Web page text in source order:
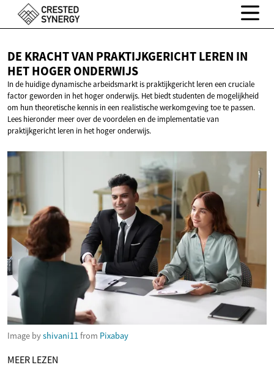
DE KRACHT VAN PRAKTIJKGERICHT LEREN IN
HETHOGER ONDERWIJS
In de huidige dynamische arbeidsmarkt is praktijkgericht leren een cruciale
factor geworden in het hoger onderwijs. Het biedt studenten de mogelijkheid
om hun theoretische kennis in een realistische werkomgeving toe te passen.
Lees hieronder meer over de voordelen en de implementatie van
praktijkgericht leren in het hoger onderwijs.
Image byshivani11from Pixabay
MEER LEZEN